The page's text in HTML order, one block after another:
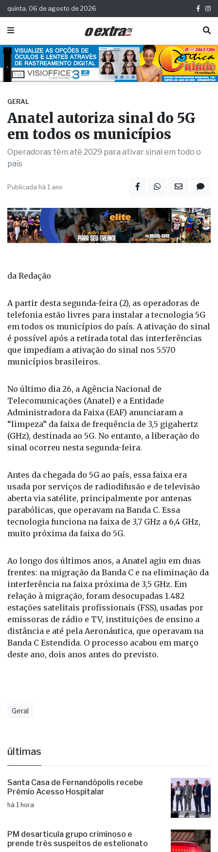
quinta, 06 de agosto de 2026
GERAL
Anatel autoriza sinal do 5G
em todos os municípios
Operadoras têm até 2029 para ativar sinal em todo o
país
Publicada há 1 ano
da Redação
A partir desta segunda-feira (2), as operadoras de
telefonia estão livres para instalar a tecnologia 5G
em todos os municípios do país. A ativação do sinal
é possível após a retirada total das interferências
que impediam a ativação do sinal nos 5.570
municípios brasileiros.
No último dia 26, a Agência Nacional de
Telecomunicações (Anatel) e a Entidade
Administradora da Faixa (EAF) anunciaram a
“limpeza” da faixa de frequência de 3,5 gigahertz
(GHz), destinada ao 5G. No entanto, a liberação do
sinal ocorreu nesta segunda-feira.
Antes da chegada do 5G ao país, essa faixa era
usada por serviços de radiodifusão e de televisão
aberta via satélite, principalmente por antenas
parabólicas, que operavam na Banda C. Essa
tecnologia funciona na faixa de 3,7 GHz a 6,4 GHz,
muito próxima da faixa do 5G.
Ao longo dos últimos anos, a Anatel agiu em duas
frentes: na migração da Banda C e na eliminação da
interferência na faixa próxima de 3,5 GHz. Em
relação à migração, foram desocupadas 1.482
estações satelitais profissionais (FSS), usadas por
emissoras de rádio e TV, instituições de ensino a
distância e até pela Aeronáutica, que operavam na
Banda C Estendida. O processo acabou em março
deste ano, dois anos antes do previsto.
Geral
últimas
Santa Casa de Fernandópolis recebe
Prêmio Acesso Hospitalar
há 1 hora
PM desarticula grupo criminoso e
prende três suspeitos de estelionato